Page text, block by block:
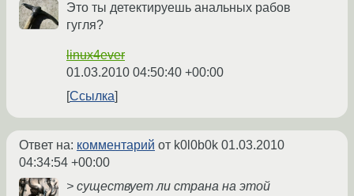
Это ты детектируешь анальных рабов
гугля?
linux4ever
01.03.2010 04:50:40 +00:00
Ссылка
Ответ на: комментарий от k0l0b0k 01.03.2010
04:34:54 +00:00
> существует ли страна на этой